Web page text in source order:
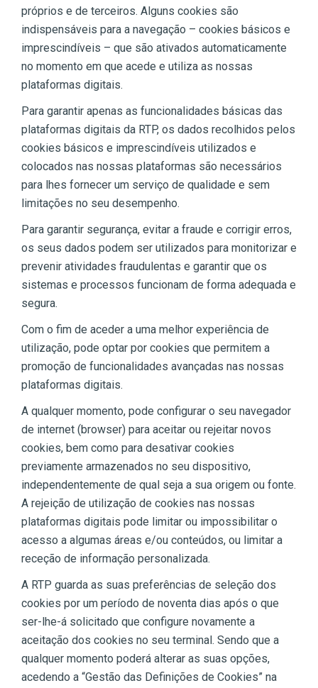
próprios e de terceiros. Alguns cookies são
indispensáveis para a navegação – cookies básicos e
imprescindíveis – que são ativados automaticamente
no momento em que acede e utiliza as nossas
plataformas digitais.
Para garantir apenas as funcionalidades básicas das
plataformas digitais da RTP, os dados recolhidos pelos
cookies básicos e imprescindíveis utilizados e
colocados nas nossas plataformas são necessários
para lhes fornecer um serviço de qualidade e sem
limitações no seu desempenho.
Para garantir segurança, evitar a fraude e corrigir erros,
os seus dados podem ser utilizados para monitorizar e
prevenir atividades fraudulentas e garantir que os
sistemas e processos funcionam de forma adequada e
segura.
Com o fim de aceder a uma melhor experiência de
utilização, pode optar por cookies que permitem a
promoção de funcionalidades avançadas nas nossas
plataformas digitais.
A qualquer momento, pode configurar o seu navegador
de internet (browser) para aceitar ou rejeitar novos
cookies, bem como para desativar cookies
previamente armazenados no seu dispositivo,
independentemente de qual seja a sua origem ou fonte.
A rejeição de utilização de cookies nas nossas
plataformas digitais pode limitar ou impossibilitar o
acesso a algumas áreas e/ou conteúdos, ou limitar a
receção de informação personalizada.
A RTP guarda as suas preferências de seleção dos
cookies por um período de noventa dias após o que
ser-lhe-á solicitado que configure novamente a
aceitação dos cookies no seu terminal. Sendo que a
qualquer momento poderá alterar as suas opções,
acedendo a “Gestão das Definições de Cookies” na